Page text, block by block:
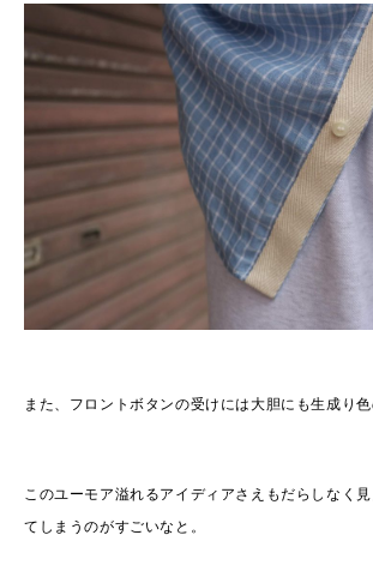
また、フロントボタンの受けには大胆にも生成り色
このユーモア溢れるアイディアさえもだらしなく
てしまうのがすごいなと。